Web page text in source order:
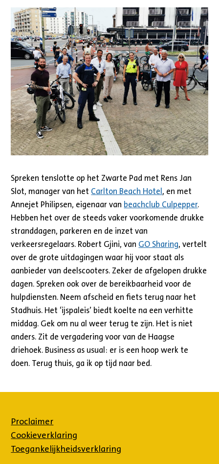
Spreken tenslotte op het Zwarte Pad met Rens Jan
Slot, manager van het Carlton Beach Hotel, en met
Annejet Philipsen, eigenaar van beachclub Culpepper.
Hebben het over de steeds vaker voorkomende drukke
stranddagen, parkeren en de inzet van
verkeersregelaars. Robert Gjini, van GO Sharing, vertelt
over de grote uitdagingen waar hij voor staat als
aanbieder van deelscooters. Zeker de afgelopen drukke
dagen. Spreken ook over de bereikbaarheid voor de
hulpdiensten. Neem afscheid en fiets terug naar het
Stadhuis. Het ‘ijspaleis’ biedt koelte na een verhitte
middag. Gek om nu al weer terug te zijn. Het is niet
anders. Zit de vergadering voor van de Haagse
driehoek. Business as usual: er is een hoop werk te
doen. Terug thuis, ga ik op tijd naar bed.
Proclaimer
Cookieverklaring
Toegankelijkheidsverklaring